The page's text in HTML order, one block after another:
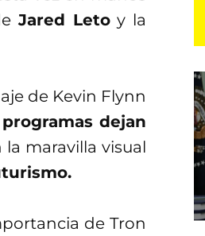
Jared Letoy la
de Kevin Flynn
dejan
maravilla visual
de Tron